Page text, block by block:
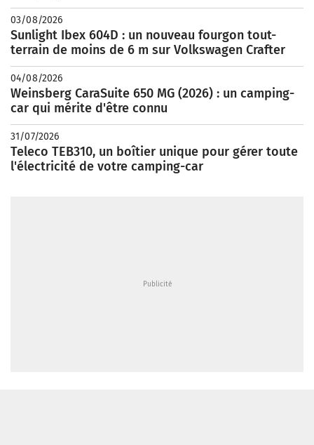
03/08/2026
Sunlight Ibex 604D : un nouveau fourgon tout-
terrain de moins de 6 m sur Volkswagen Crafter
04/08/2026
Weinsberg CaraSuite 650 MG (2026) : un camping-
car qui mérite d'être connu
31/07/2026
Teleco TEB310, un boîtier unique pour gérer toute
l'électricité de votre camping-car